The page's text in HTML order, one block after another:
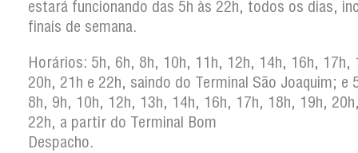
estará funcionando das 5h às 22h, todos os dias,
finais de semana.
Horários: 5h, 6h, 8h, 10h, 11h, 12h, 14h, 16h, 17h,
20h, 21h e 22h, saindo do Terminal São Joaquim; e
8h, 9h, 10h, 12h, 13h, 14h, 16h, 17h, 18h, 19h,
22h, a partir do Terminal Bom
Despacho.